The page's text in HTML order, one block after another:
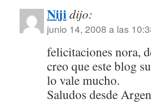
Nijidijo:
junio 14, 2008 a las
felicitaciones nora,
creo que este blog
lo vale mucho.
Saludos desde